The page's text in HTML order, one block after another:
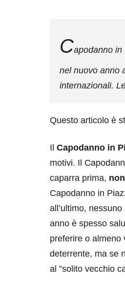
Capodanno in
nel nuovo anno
internazionali.
Questo articolo è
Il Capodanno in
motivi. Il
caparra prima,
Capodanno in
all’ultimo,
anno è spesso
preferire o almeno
deterrente, ma se
al ”solito vecchio